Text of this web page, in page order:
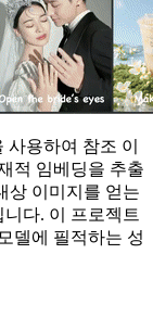
용하여 참조 이
적 임베딩을 추출
상 이미지를 얻는
다. 이 프로젝트
델에 필적하는 성